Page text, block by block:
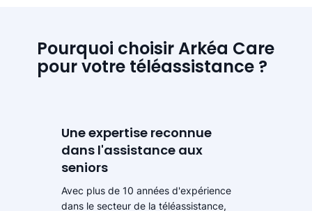
Pourquoi choisir Arkéa Care
pour votre téléassistance ?
Une expertise reconnue
dans l'assistance aux
seniors
Avec plus de 10 années d'expérience
dans le secteur de la téléassistance,